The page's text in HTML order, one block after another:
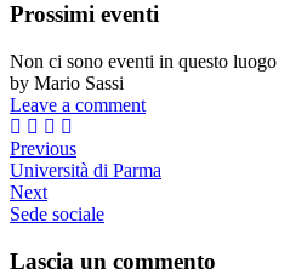
Prossimi eventi
Non ci sono eventi in questo luogo
by Mario Sassi
Leave a comment
Previous
Università di Parma
Next
Sede sociale
Lascia un commento